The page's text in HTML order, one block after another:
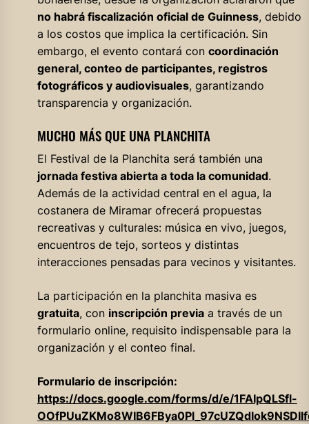
no habrá fiscalización oficial de Guinness, debido
a los costos que implica la certificación. Sin
embargo, el evento contará con coordinación
general, conteo de participantes, registros
fotográficos y audiovisuales, garantizando
transparencia y organización.
MUCHO MÁS QUE UNA PLANCHITA
El Festival de la Planchita será también una
jornada festiva abierta a toda la comunidad.
Además de la actividad central en el agua, la
costanera de Miramar ofrecerá propuestas
recreativas y culturales: música en vivo, juegos,
encuentros de tejo, sorteos y distintas
interacciones pensadas para vecinos y visitantes.
La participación en la planchita masiva es
gratuita, con inscripción previaa través de un
formulario online, requisito indispensable para la
organización y el conteo final.
Formulario de inscripción:
https://docs.google.com/forms/d/e/1FAIpQLSfl-